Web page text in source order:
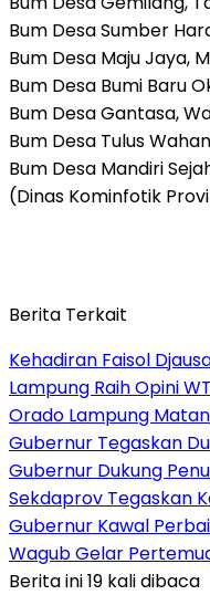
Bum Desa Sumber
Bum Desa Maju Jaya,
Bum Desa Bumi Baru
Bum Desa Gantasa,
Bum Desa Tulus
Bum Desa Mandiri
(Dinas Kominfotik
Berita Terkait
Kehadiran Faisol
Lampung Raih Opini
Orado Lampung
Gubernur Tegaskan
Gubernur Dukung
Sekdaprov Tegaskan
Gubernur Kawal
Wagub Gelar
Berita ini 19 kali dibaca